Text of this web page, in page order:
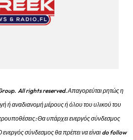
All rights reserved. Απαγορεύται ρητώς η
ή αναδιανομή μέρους ή όλου του υλικού του
Θα υπάρχει ενεργός σύνδεσμος
ενεργός σύνδεσμος θα πρέπει να είναι do follow